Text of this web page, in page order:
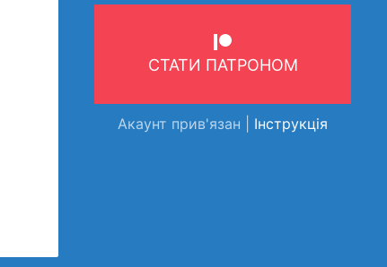
СТАТИ ПАТРОНОМ
Акаунт прив'язан | Інструкція